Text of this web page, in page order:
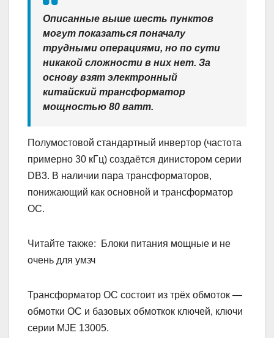
Описанные выше шесть пунктов
могут показаться поначалу
трудными операциями, но по сути
никакой сложности в них нет. За
основу взят электронный
китайский трансформатор
мощностью 80 ватт.
Полумостовой стандартный инвертор (частота
примерно 30 кГц) создаётся динистором серии
DB3. В наличии пара трансформаторов,
понижающий как основной и трансформатор
ОС.
Читайте также:
Блоки питания мощные и не
очень для умзч
Трансформатор ОС состоит из трёх обмоток —
обмотки ОС и базовых обмоткок ключей, ключи
серии MJE 13005.